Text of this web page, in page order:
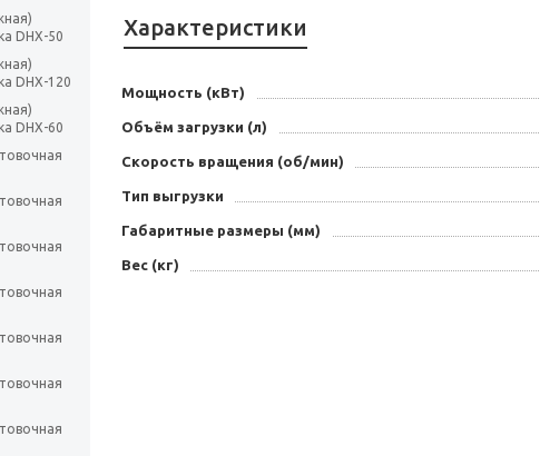
DHX-50
DHX-120
DHX-60
Характеристики
Мощность (кВт)
Объём загрузки (л)
Скорость вращения (об/мин)
Тип выгрузки
Габаритные размеры (мм)
Вес (кг)